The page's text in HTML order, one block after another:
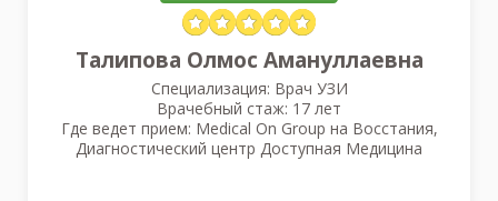
Талипова Олмос Амануллаевна
Специализация: Врач УЗИ
Врачебный стаж: 17 лет
Где ведет прием: Medical On Group на Восстания,
Диагностический центр Доступная Медицина